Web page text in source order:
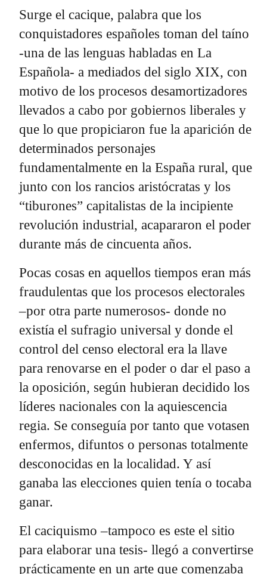
Surge el cacique, palabra que los
conquistadores españoles toman del taíno
-una de las lenguas habladas en La
Española- a mediados del siglo XIX, con
motivo de los procesos desamortizadores
llevados a cabo por gobiernos liberales y
que lo que propiciaron fue la aparición de
determinados personajes
fundamentalmente en la España rural, que
junto con los rancios aristócratas y los
“tiburones” capitalistas de la incipiente
revolución industrial, acapararon el poder
durante más de cincuenta años.
Pocas cosas en aquellos tiempos eran más
fraudulentas que los procesos electorales
–por otra parte numerosos- donde no
existía el sufragio universal y donde el
control del censo electoral era la llave
para renovarse en el poder o dar el paso a
la oposición, según hubieran decidido los
líderes nacionales con la aquiescencia
regia. Se conseguía por tanto que votasen
enfermos, difuntos o personas totalmente
desconocidas en la localidad. Y así
ganaba las elecciones quien tenía o tocaba
ganar.
El caciquismo –tampoco es este el sitio
para elaborar una tesis- llegó a convertirse
prácticamente en un arte que comenzaba